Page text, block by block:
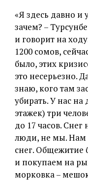
«Я здесь давно и
зачем? –
и говорит на
1200 сомов,
было, этих
это несерьезно.
знаю, кого там
убирать. У нас на
этажек) три
до 17 часов.
люди, не мы. Нам
снег. Общежитие
и покупаем на
морковка –